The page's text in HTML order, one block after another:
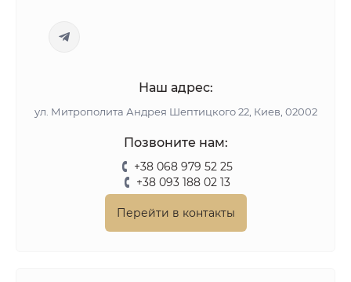
Наш адрес:
ул. Митрополита Андрея Шептицкого 22, Киев, 02002
Позвоните нам:
+38 068 979 52 25
+38 093 188 02 13
Перейти в контакты